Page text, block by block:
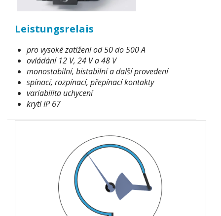
Leistungsrelais
pro vysoké zatížení od 50 do 500 A
ovládání 12 V, 24 V a 48 V
monostabilní, bistabilní a další provedení
spínací, rozpínací, přepínací kontakty
variabilita uchycení
krytí IP 67